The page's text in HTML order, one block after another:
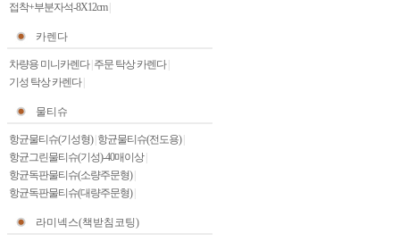
접착+부분자석-8X12cm|
카렌다
차량용 미니카렌다| 주문 탁상 카렌다|
기성 탁상 카렌다|
물티슈
항균물티슈(기성형)| 항균물티슈(전도용)|
항균그린물티슈(기성)-40매이상|
항균독판물티슈(소량주문형)|
항균독판물티슈(대량주문형)|
라미넥스(책받침코팅)